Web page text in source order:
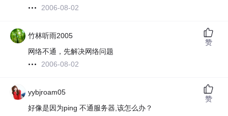
2006-08-02
竹林听雨2005
网络不通，先解决网络问题
2006-08-02
赞
yybjroam05
好像是因为ping 不通服务器,该怎么办？
赞